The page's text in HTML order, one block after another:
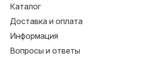
Каталог
Доставка и оплата
Информация
Вопросы и ответы